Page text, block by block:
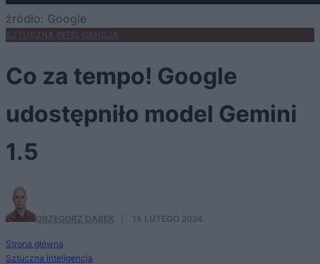
źródło: Google
SZTUCZNA INTELIGENCJA
Co za tempo! Google
udostępniło model Gemini
1.5
GRZEGORZ DĄBEK 15 LUTEGO 2024
Strona główna
Sztuczna Inteligencja